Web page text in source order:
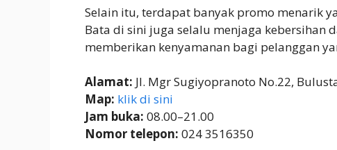
Selain itu, terdapat banyak promo menarik
Bata di sini juga selalu menjaga kebersihan
memberikan kenyamanan bagi pelanggan
Alamat: Jl. Mgr Sugiyopranoto No.22,
Map: klik di sini
Jam buka: 08.00–21.00
Nomor telepon: 024 3516350